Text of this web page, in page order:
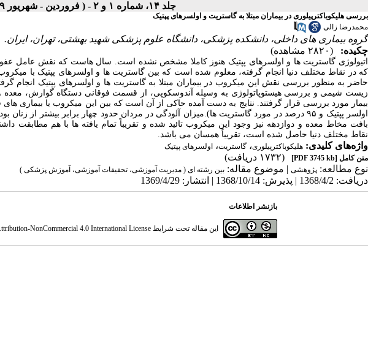
جلد ۱۴، شماره ۱ و ۲ - ( فروردین - شهریور ۱۳۶۹ )
بررسی هلیکوباکترپیلوری در بیماران مبتلا به گاستریت و اولسرهای پپتیک
محمدرضا زالی
گروه بیماری های داخلی، دانشکده پزشکی، دانشگاه علوم پزشکی شهید بهشتی، تهران، ایران.
چکیده:
(۲۸۲۰ مشاهده)
اتیولوژی گاستریت­ ها و اولسرهای پپتیک هنوز کاملا مشخص نشده است. سال­ هاست که نقش عامل
که در نقاط مختلف دنیا انجام گرفته، معلوم شده است که بین گاستریت­ ها و اولسرهای پپتیک با
حاضر به منظور بررسی نقش این میکروب در بیماران مبتلا به گاستریت­ ها و اولسرهای پپتیک
اولسر پپتیک و ۹۵ درصد در مورد گاستریت­ ها).میزان آلودگی در مردان حدود چهار برابر بیشتر از
بافت مخاط معده و دوازدهه نیز وجود این میکروب تائید شده و تقریباً تمام یافته ها با هم مطابقت
نقاط مختلف دنیا حاصل شده است، تقریباً همسان می ­باشد.
واژه‌های کلیدی: هلیکوباکترپیلوری، گاستریت،
اولسرهای پپتیک
متن کامل [PDF 3745 kb]
(۱۷۳۲ دریافت)
نوع مطالعه: پژوهشی | موضوع مقاله: بین رشته ای ( مدیریت آموزشی، تحقیقات آموزشی، آموزش پزشکی )
دریافت: 1368/4/2 | پذیرش: 1368/10/14 | انتشار: 1369/4/29
بازنشر اطلاعات
این مقاله تحت شرایط NonCommercial 4.0 International License